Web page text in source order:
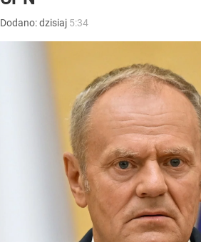
Dodano:dzisiaj 5:34